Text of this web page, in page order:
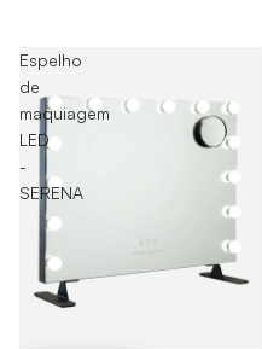
Espelho
de
maquiagem
LED
-
SERENA